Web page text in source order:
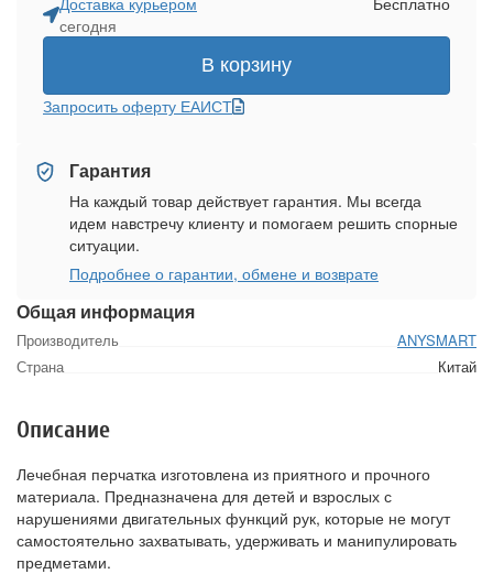
Общая информация
Производитель
ANYSMART
Страна
Китай
сегодня
В корзину
Запросить оферту ЕАИСТ
Гарантия
На каждый товар действует гарантия. Мы всегда
идем навстречу клиенту и помогаем решить спорные
ситуации.
Подробнее о гарантии, обмене и возврате
Описание
Лечебная перчатка изготовлена из приятного и прочного
материала. Предназначена для детей и взрослых с
нарушениями двигательных функций рук, которые не могут
самостоятельно захватывать, удерживать и манипулировать
предметами.